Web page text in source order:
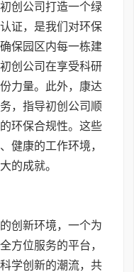
创公司打造一个绿
证，是我们对环保
保园区内每一栋建
创公司在享受科研
力量。此外，康达
，指导初创公司顺
环保合规性。这些
健康的工作环境，
的成就。
创新环境，一个为
方位服务的平台，
学创新的潮流，共